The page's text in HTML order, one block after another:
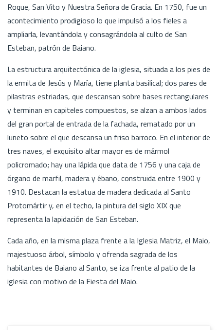
Roque, San Vito y Nuestra Señora de Gracia. En 1750, fue un
acontecimiento prodigioso lo que impulsó a los fieles a
ampliarla, levantándola y consagrándola al culto de San
Esteban, patrón de Baiano.
La estructura arquitectónica de la iglesia, situada a los pies de
la ermita de Jesús y María, tiene planta basilical; dos pares de
pilastras estriadas, que descansan sobre bases rectangulares
y terminan en capiteles compuestos, se alzan a ambos lados
del gran portal de entrada de la fachada, rematado por un
luneto sobre el que descansa un friso barroco. En el interior de
tres naves, el exquisito altar mayor es de mármol
policromado; hay una lápida que data de 1756 y una caja de
órgano de marfil, madera y ébano, construida entre 1900 y
1910. Destacan la estatua de madera dedicada al Santo
Protomártir y, en el techo, la pintura del siglo XIX que
representa la lapidación de San Esteban.
Cada año, en la misma plaza frente a la Iglesia Matriz, el Maio,
majestuoso árbol, símbolo y ofrenda sagrada de los
habitantes de Baiano al Santo, se iza frente al patio de la
iglesia con motivo de la Fiesta del Maio.